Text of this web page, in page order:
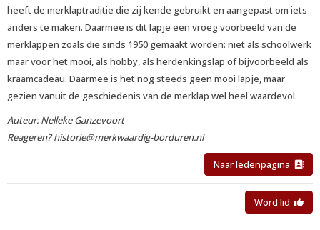
heeft de merklaptraditie die zij kende gebruikt en aangepast om iets
anders te maken. Daarmee is dit lapje een vroeg voorbeeld van de
merklappen zoals die sinds 1950 gemaakt worden: niet als schoolwerk
maar voor het mooi, als hobby, als herdenkingslap of bijvoorbeeld als
kraamcadeau. Daarmee is het nog steeds geen mooi lapje, maar
gezien vanuit de geschiedenis van de merklap wel heel waardevol.
Auteur: Nelleke Ganzevoort
Reageren?eirotsih@merkwaardig-borduren.nl
Naar ledenpagina
Word lid